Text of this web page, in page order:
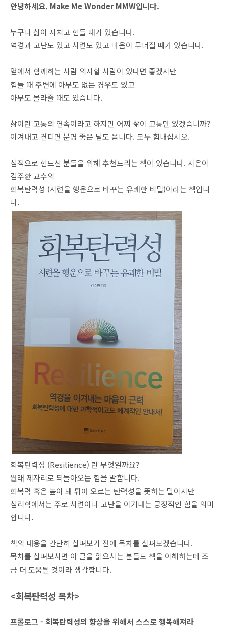
안녕하세요. Make Me Wonder MMW입니다.
누구나 삶이 지치고 힘들 때가 있습니다.
역경과 고난도 있고 시련도 있고 마음이 무너질 때가 있습니다.
옆에서 함께하는 사람 의지할 사람이 있다면 좋겠지만
힘들 때 주변에 아무도 없는 경우도 있고
아무도 몰라줄 때도 있습니다.
삶이란 고통의 연속이라고 하지만 어찌 삶이 고통만 있겠습니까?
이겨내고 견디면 분명 좋은 날도 옵니다. 모두 힘내십시오.
심적으로 힘드신 분들을 위해 추천드리는 책이 있습니다. 지은이
김주환 교수의
회복탄력성 (시련을 행운으로 바꾸는 유쾌한 비밀)이라는 책입니
다.
회복탄력성 (Resilience) 란 무엇일까요?
원래 제자리로 되돌아오는 힘을 말합니다.
회복력 혹은 높이 돼 튀어 오르는 탄력성을 뜻하는 말이지만
심리학에서는 주로 시련이나 고난을 이겨내는 긍정적인 힘을 의미
합니다.
책의 내용을 간단히 살펴보기 전에 목차를 살펴보겠습니다.
목차를 살펴보시면 이 글을 읽으시는 분들도 책을 이해하는데 조
금 더 도움될 것이라 생각합니다.
<회복탄력성 목차>
프롤로그 - 회복탄력성의 향상을 위해서 스스로 행복해져라